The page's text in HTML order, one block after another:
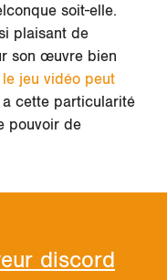
soit-elle.
plaisant de
son œuvre bien
jeu vidéo peut
cette particularité
pouvoir de
discord